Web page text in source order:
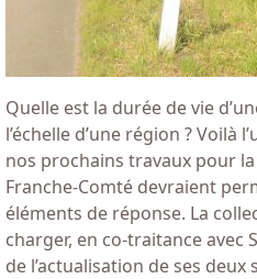
Quelle est la durée de vie
l’échelle d’une région ? Voilà
nos prochains travaux pour
Franche-Comté devraient
éléments de réponse. La
charger, en co-traitance avec
de l’actualisation de ses